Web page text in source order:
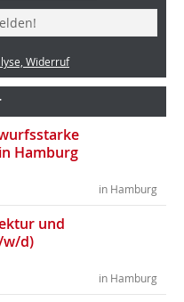
Widerruf
Hamburg
in Hamburg
und
w/d)
in Hamburg